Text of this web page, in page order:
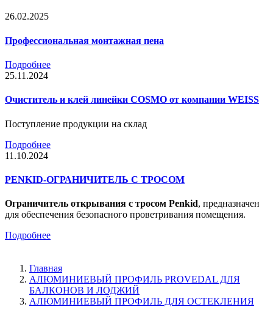
26.02.2025
Профессиональная монтажная пена
Подробнее
25.11.2024
Очиститель и клей линейки COSMO от компании WEISS
Поступление продукции на склад
Подробнее
11.10.2024
PENKID-ОГРАНИЧИТЕЛЬ С ТРОСОМ
Ограничитель открывания с тросом Penkid, предназначен
для обеспечения безопасного проветривания помещения.
Подробнее
Главная
АЛЮМИНИЕВЫЙ ПРОФИЛЬ PROVEDAL ДЛЯ
БАЛКОНОВ И ЛОДЖИЙ
АЛЮМИНИЕВЫЙ ПРОФИЛЬ ДЛЯ ОСТЕКЛЕНИЯ